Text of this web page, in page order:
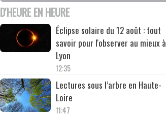
D'HEURE EN HEURE
Éclipse solaire du 12 août : tout
savoir pour l'observer au mieux à
Lyon
12:35
Lectures sous l’arbre en Haute-
Loire
11:47